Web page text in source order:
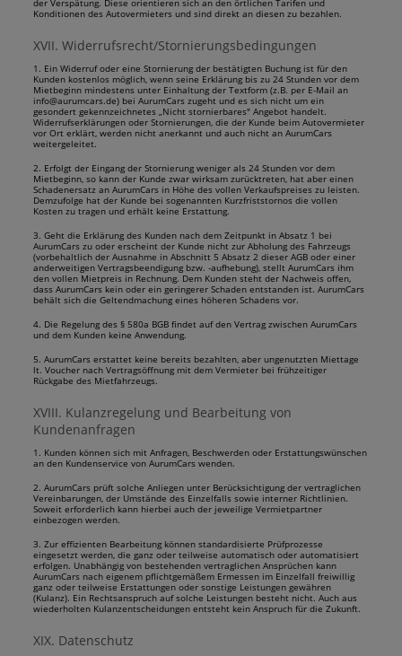
der Verspätung. Diese orientieren sich an den örtlichen Tarifen und
Konditionen des Autovermieters und sind direkt an diesen zu bezahlen.
XVII. Widerrufsrecht/Stornierungsbedingungen
1. Ein Widerruf oder eine Stornierung der bestätigten Buchung ist für den
Kunden kostenlos möglich, wenn seine Erklärung bis zu 24 Stunden vor dem
Mietbeginn mindestens unter Einhaltung der Textform (z.B. per E-Mail an
info@aurumcars.de) bei AurumCars zugeht und es sich nicht um ein
gesondert gekennzeichnetes „Nicht stornierbares" Angebot handelt.
Widerrufserklärungen oder Stornierungen, die der Kunde beim Autovermieter
vor Ort erklärt, werden nicht anerkannt und auch nicht an AurumCars
weitergeleitet.
2. Erfolgt der Eingang der Stornierung weniger als 24 Stunden vor dem
Mietbeginn, so kann der Kunde zwar wirksam zurücktreten, hat aber einen
Schadenersatz an AurumCars in Höhe des vollen Verkaufspreises zu leisten.
Demzufolge hat der Kunde bei sogenannten Kurzfriststornos die vollen
Kosten zu tragen und erhält keine Erstattung.
3. Geht die Erklärung des Kunden nach dem Zeitpunkt in Absatz 1 bei
AurumCars zu oder erscheint der Kunde nicht zur Abholung des Fahrzeugs
(vorbehaltlich der Ausnahme in Abschnitt 5 Absatz 2 dieser AGB oder einer
anderweitigen Vertragsbeendigung bzw. -aufhebung), stellt AurumCars ihm
den vollen Mietpreis in Rechnung. Dem Kunden steht der Nachweis offen,
dass AurumCars kein oder ein geringerer Schaden entstanden ist. AurumCars
behält sich die Geltendmachung eines höheren Schadens vor.
4. Die Regelung des § 580a BGB findet auf den Vertrag zwischen AurumCars
und dem Kunden keine Anwendung.
5. AurumCars erstattet keine bereits bezahlten, aber ungenutzten Miettage
lt. Voucher nach Vertragsöffnung mit dem Vermieter bei frühzeitiger
Rückgabe des Mietfahrzeugs.
XVIII. Kulanzregelung und Bearbeitung von
Kundenanfragen
1. Kunden können sich mit Anfragen, Beschwerden oder Erstattungswünschen
an den Kundenservice von AurumCars wenden.
2. AurumCars prüft solche Anliegen unter Berücksichtigung der vertraglichen
Vereinbarungen, der Umstände des Einzelfalls sowie interner Richtlinien.
Soweit erforderlich kann hierbei auch der jeweilige Vermietpartner
einbezogen werden.
3. Zur effizienten Bearbeitung können standardisierte Prüfprozesse
eingesetzt werden, die ganz oder teilweise automatisch oder automatisiert
erfolgen. Unabhängig von bestehenden vertraglichen Ansprüchen kann
AurumCars nach eigenem pflichtgemäßem Ermessen im Einzelfall freiwillig
ganz oder teilweise Erstattungen oder sonstige Leistungen gewähren
(Kulanz). Ein Rechtsanspruch auf solche Leistungen besteht nicht. Auch aus
wiederholten Kulanzentscheidungen entsteht kein Anspruch für die Zukunft.
XIX. Datenschutz